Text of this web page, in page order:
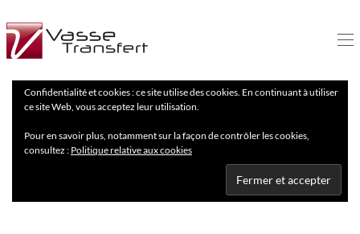
Confidentialité et cookies : ce site utilise des cookies. En continuant à utiliser
ce site Web, vous acceptez leur utilisation.
Pour en savoir plus, notamment sur la façon de contrôler les cookies,
consultez : Politique relative aux cookies